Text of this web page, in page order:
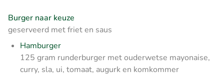
Burger naar keuze
geserveerd met friet en saus
Hamburger
125 gram runderburger met ouderwetse mayonaise,
curry, sla, ui, tomaat, augurk en komkommer